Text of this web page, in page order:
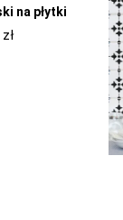
na płytki
zł